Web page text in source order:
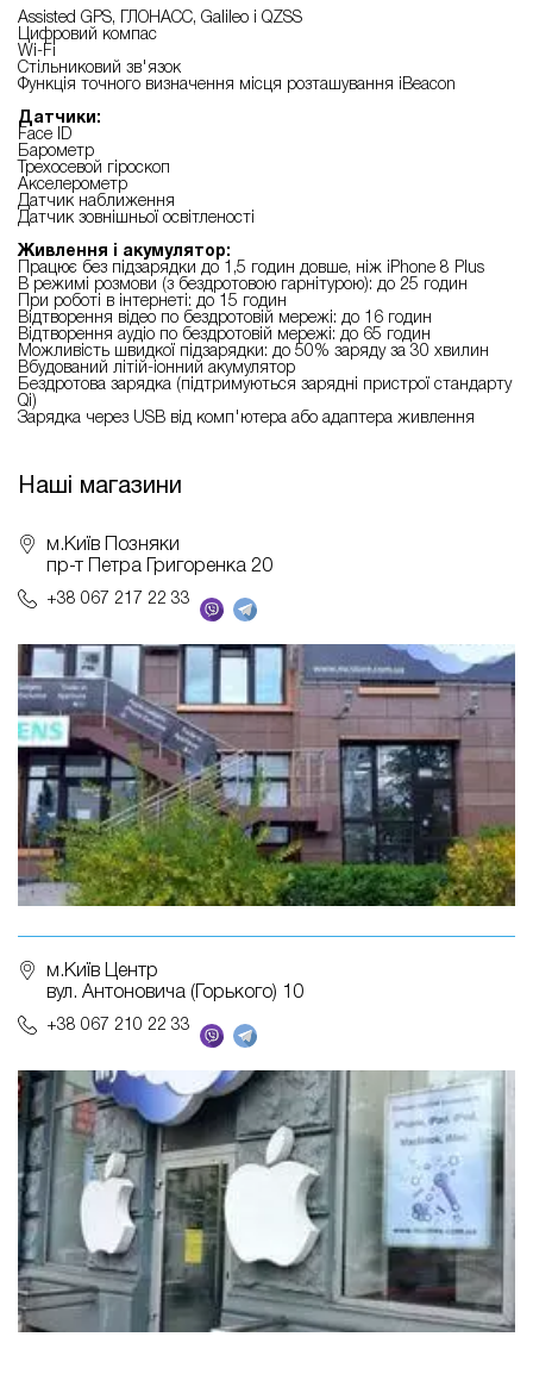
Assisted GPS, ГЛОНАСС, Galileo і QZSS
Цифровий компас
Wi-Fi
Стільниковий зв'язок
Функція точного визначення місця розташування iBeacon
Датчики:
Face ID
Барометр
Трехосевой гіроскоп
Акселерометр
Датчик наближення
Датчик зовнішньої освітленості
Живлення і акумулятор:
Працює без підзарядки до 1,5 годин довше, ніж iPhone 8 Plus
В режимі розмови (з бездротовою гарнітурою): до 25 годин
При роботі в інтернеті: до 15 годин
Відтворення відео по бездротовій мережі: до 16 годин
Відтворення аудіо по бездротовій мережі: до 65 годин
Можливість швидкої підзарядки: до 50% заряду за 30 хвилин
Вбудований літій-іонний акумулятор
Бездротова зарядка (підтримуються зарядні пристрої стандарту
Qi)
Зарядка через USB від комп'ютера або адаптера живлення
Наші магазини
м.Київ Позняки
пр-т Петра Григоренка 20
+38 067 217 22 33
м.Київ Центр
вул. Антоновича (Горького) 10
+38 067 210 22 33